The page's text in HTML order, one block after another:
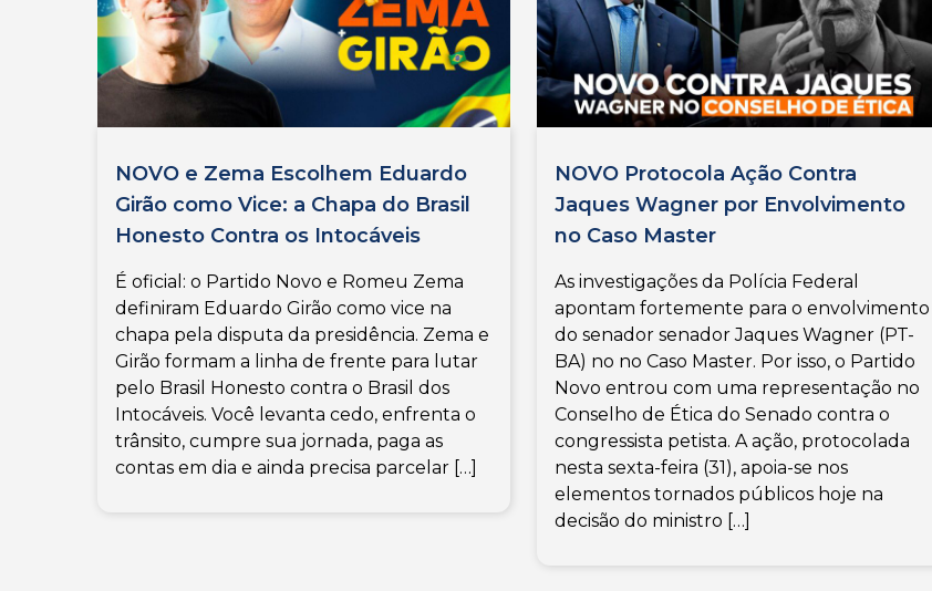
NOVO e Zema Escolhem Eduardo
Girão como Vice: a Chapa do Brasil
Honesto Contra os Intocáveis
É oficial: o Partido Novo e Romeu Zema
definiram Eduardo Girão como vice na
chapa pela disputa da presidência. Zema e
Girão formam a linha de frente para lutar
pelo Brasil Honesto contra o Brasil dos
Intocáveis. Você levanta cedo, enfrenta o
trânsito, cumpre sua jornada, paga as
contas em dia e ainda precisa parcelar […]
NOVO Protocola Ação Contra
Jaques Wagner por Envolvimento
no Caso Master
As investigações da Polícia Federal
apontam fortemente para o envolvimento
do senador senador Jaques Wagner (PT-
BA) no no Caso Master. Por isso, o Partido
Novo entrou com uma representação no
Conselho de Ética do Senado contra o
congressista petista. A ação, protocolada
nesta sexta-feira (31), apoia-se nos
elementos tornados públicos hoje na
decisão do ministro […]